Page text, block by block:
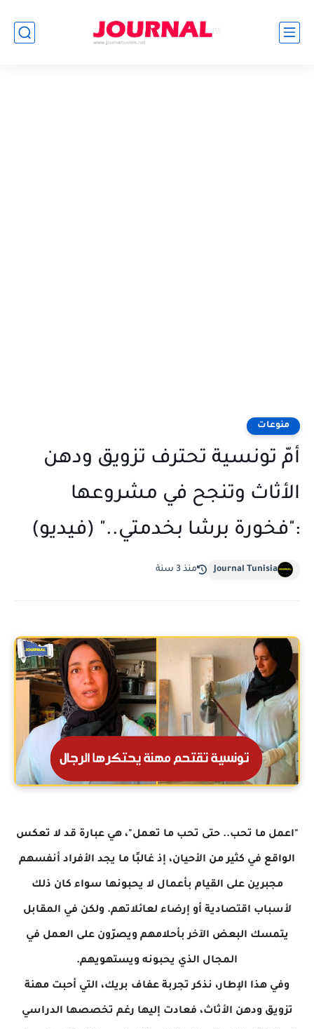
منوعات
أمّ تونسية تحترف تزويق ودهن
الأثاث وتنجح في مشروعها
:"فخورة برشا بخدمتي.." (فيديو)
Journal Tunisia منذ 3 سنة
"اعمل ما تحب.. حتى تحب ما تعمل"، هي عبارة قد لا تعكس
الواقع في كثير من الأحيان، إذ غالبًا ما يجد الأفراد أنفسهم
مجبرين على القيام بأعمال لا يحبونها سواء كان ذلك
لأسباب اقتصادية أو إرضاء لعائلاتهم. ولكن في المقابل
يتمسك البعض الآخر بأحلامهم ويصرّون على العمل في
المجال الذي يحبونه ويستهويهم.
وفي هذا الإطار، نذكر تجربة عفاف بريك، التي أحبت مهنة
تزويق ودهن الأثاث، فعادت إليها رغم تخصصها الدراسي